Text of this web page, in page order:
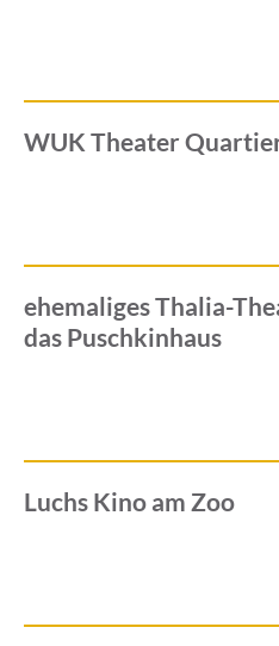
WUK Theater
ehemaliges Thalia-
das Puschkinhaus
Luchs Kino am Zoo